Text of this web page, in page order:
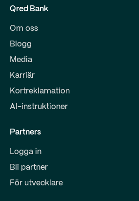
Qred Bank
Om oss
Blogg
Media
Karriär
Kortreklamation
AI-instruktioner
Partners
Logga in
Bli partner
För utvecklare